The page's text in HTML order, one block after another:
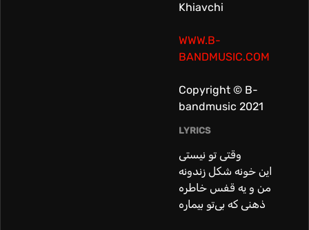
Khiavchi
WWW.B-
BANDMUSIC.COM
Copyright © B-
bandmusic 2021
LYRICS
وقتی تو نیستی
این خونه شکل زندونه
من و یه قفس خاطره
ذهنی که بی‌تو بیماره